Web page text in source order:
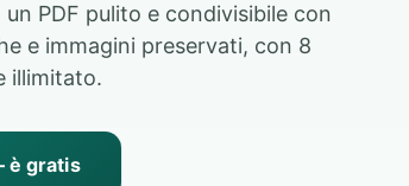
PDF pulito e condivisibile con
e immagini preservati, con 8
illimitato.
è gratis